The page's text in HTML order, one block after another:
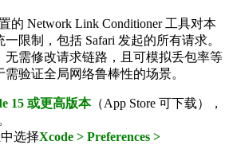
的 Network Link Conditioner 工具对本
限制，包括 Safari 发起的所有请求。
无需修改请求链路，且可模拟丢包率等
验证全局网络鲁棒性的场景。
15 或更高版本（App Store 可下载），
选择Xcode > Preferences >